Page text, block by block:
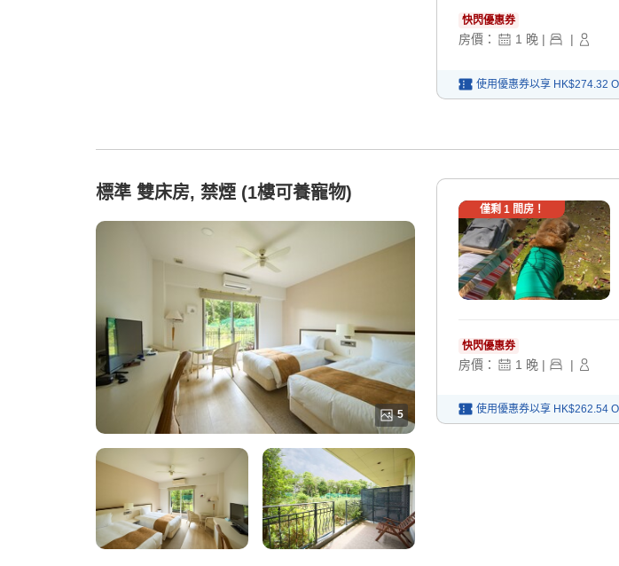
快閃優惠券
房價： 1 晚 | |
使用優惠券以享 HK$274.32
標準 雙床房, 禁煙 (1樓可養寵物)
5
僅剩 1 間房！
快閃優惠券
房價： 1 晚 | |
使用優惠券以享 HK$262.54